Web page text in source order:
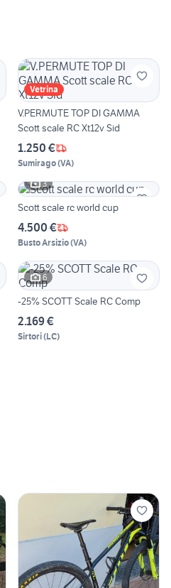
Vetrina
V.PERMUTE TOP DI GAMMA
Scott scale RC Xt12v Sid
1.250 €
Sumirago(VA)
3
Scott scale rc world cup
4.500 €
Busto Arsizio(VA)
6
-25% SCOTT Scale RC Comp
2.169 €
Sirtori(LC)